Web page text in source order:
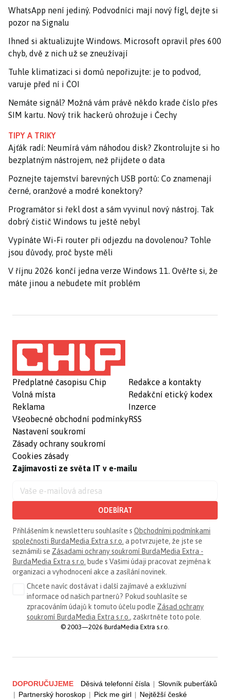
WhatsApp není jediný. Podvodníci mají nový fígl, dejte si
pozor na Signalu
Ihned si aktualizujte Windows. Microsoft opravil přes 600
chyb, dvě z nich už se zneužívají
Tuhle klimatizaci si domů nepořizujte: je to podvod,
varuje před ní i ČOI
Nemáte signál? Možná vám právě někdo krade číslo přes
SIM kartu. Nový trik hackerů ohrožuje i Čechy
TIPY A TRIKY
Ajťák radí: Neumírá vám náhodou disk? Zkontrolujte si ho
bezplatným nástrojem, než přijdete o data
Poznejte tajemství barevných USB portů: Co znamenají
černé, oranžové a modré konektory?
Programátor si řekl dost a sám vyvinul nový nástroj. Tak
dobrý čistič Windows tu ještě nebyl
Vypínáte Wi-Fi router při odjezdu na dovolenou? Tohle
jsou důvody, proč byste měli
V říjnu 2026 končí jedna verze Windows 11. Ověřte si, že
máte jinou a nebudete mít problém
Předplatné časopisu Chip
Volná místa
Reklama
Všeobecné obchodní podmínky
Nastavení soukromí
Zásady ochrany soukromí
Cookies zásady
Redakce a kontakty
Redakční etický kodex
Inzerce
RSS
Zajímavosti ze světa IT v e-mailu
ODEBÍRAT
Přihlášením k newsletteru souhlasíte s Obchodními podmínkami
společnosti BurdaMedia Extra s.r.o. a potvrzujete, že jste se
seznámili se Zásadami ochrany soukromí BurdaMedia Extra -
BurdaMedia Extra s.r.o. bude s Vašimi údaji pracovat zejména k
organizaci a vyhodnocení akce a zasílání novinek.
Chcete navíc dostávat i další zajímavé a exkluzivní
informace od našich partnerů? Pokud souhlasíte se
zpracováním údajů k tomuto účelu podle Zásad ochrany
soukromí BurdaMedia Extra s.r.o. , zaškrtněte toto pole.
© 2003—2026 BurdaMedia Extra s.r.o.
DOPORUČUJEME Děsivá telefonní čísla | Slovník puberťáků
| Partnerský horoskop | Pick me girl | Nejtěžší české